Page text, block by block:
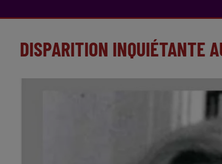
DISPARITION INQUIÉTANTE